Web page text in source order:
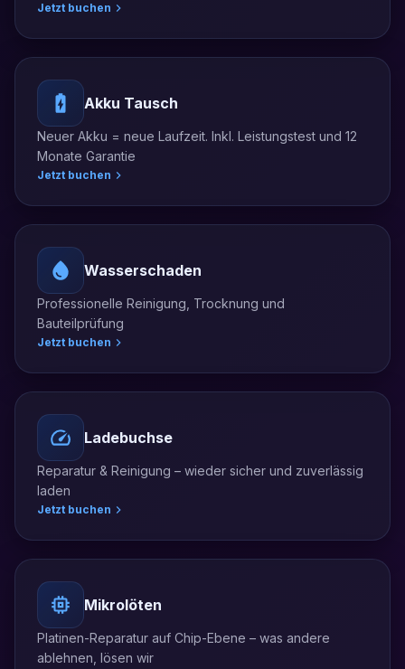
Jetzt buchen
Akku Tausch
Neuer Akku = neue Laufzeit. Inkl. Leistungstest und 12
Monate Garantie
Jetzt buchen
Wasserschaden
Professionelle Reinigung, Trocknung und
Bauteilprüfung
Jetzt buchen
Ladebuchse
Reparatur & Reinigung – wieder sicher und zuverlässig
laden
Jetzt buchen
Mikrolöten
Platinen-Reparatur auf Chip-Ebene – was andere
ablehnen, lösen wir